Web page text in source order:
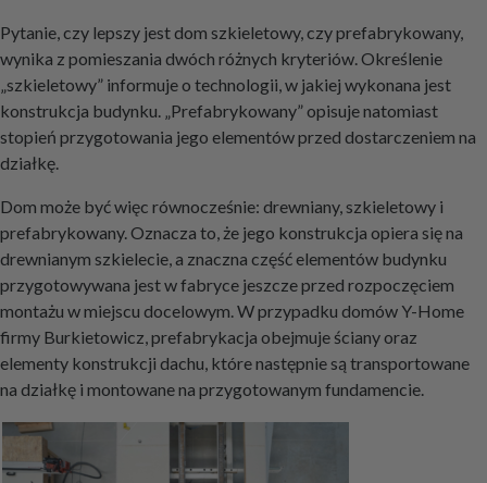
Pytanie, czy lepszy jest dom szkieletowy, czy prefabrykowany,
wynika z pomieszania dwóch różnych kryteriów. Określenie
„szkieletowy” informuje o technologii, w jakiej wykonana jest
konstrukcja budynku. „Prefabrykowany” opisuje natomiast
stopień przygotowania jego elementów przed dostarczeniem na
działkę.
Dom może być więc równocześnie: drewniany, szkieletowy i
prefabrykowany. Oznacza to, że jego konstrukcja opiera się na
drewnianym szkielecie, a znaczna część elementów budynku
przygotowywana jest w fabryce jeszcze przed rozpoczęciem
montażu w miejscu docelowym. W przypadku domów Y-Home
firmy Burkietowicz, prefabrykacja obejmuje ściany oraz
elementy konstrukcji dachu, które następnie są transportowane
na działkę i montowane na przygotowanym fundamencie.